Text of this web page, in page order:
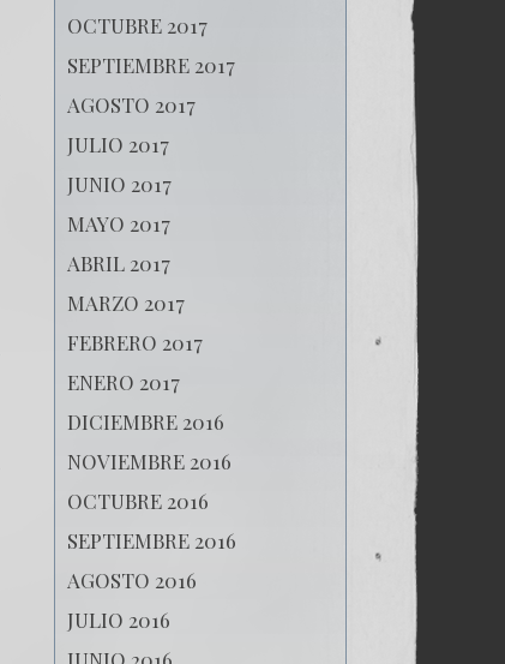
terrorismo
estatal
OCTUBRE 2017
SEPTIEMBRE 2017
AGOSTO 2017
JULIO 2017
JUNIO 2017
MAYO 2017
ABRIL 2017
MARZO 2017
FEBRERO 2017
ENERO 2017
DICIEMBRE 2016
NOVIEMBRE 2016
OCTUBRE 2016
SEPTIEMBRE 2016
AGOSTO 2016
JULIO 2016